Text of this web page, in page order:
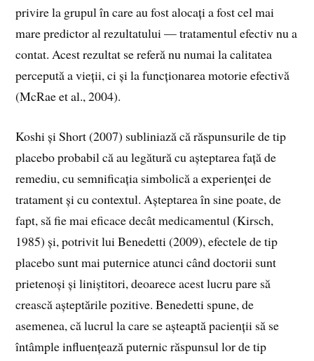
privire la grupul în care au fost alocați a fost cel mai
mare predictor al rezultatului — tratamentul efectiv nu a
contat. Acest rezultat se referă nu numai la calitatea
percepută a vieții, ci și la funcționarea motorie efectivă
(McRae et al., 2004).
Koshi și Short (2007) subliniază că răspunsurile de tip
placebo probabil că au legătură cu așteptarea față de
remediu, cu semnificația simbolică a experienței de
tratament și cu contextul. Așteptarea în sine poate, de
fapt, să fie mai eficace decât medicamentul (Kirsch,
1985) și, potrivit lui Benedetti (2009), efectele de tip
placebo sunt mai puternice atunci când doctorii sunt
prietenoși și liniștitori, deoarece acest lucru pare să
crească așteptările pozitive. Benedetti spune, de
asemenea, că lucrul la care se așteaptă pacienții să se
întâmple influențează puternic răspunsul lor de tip